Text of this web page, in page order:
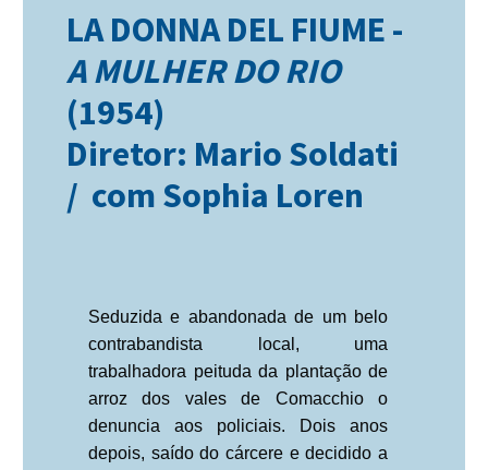
LA DONNA DEL FIUME -
A MULHER DO RIO
(1954)
Diretor: Mario Soldati
/ com Sophia Loren
Seduzida e abandonada de um belo
contrabandista local, uma
trabalhadora peituda da plantação de
arroz dos vales de Comacchio o
denuncia aos policiais. Dois anos
depois, saído do cárcere e decidido a